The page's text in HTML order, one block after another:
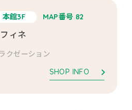
本館3F MAP番号 82
ィネ
クゼーション
SHOP INFO